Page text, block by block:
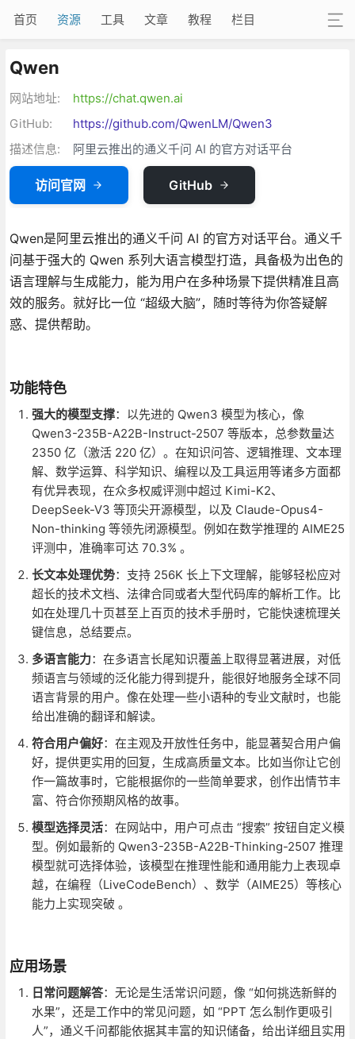
首页 资源 工具 文章 教程 栏目
Qwen
网站地址:
https://chat.qwen.ai
GitHub:
https://github.com/QwenLM/Qwen3
描述信息:
阿里云推出的通义千问 AI 的官方对话平台
访问官网 GitHub
Qwen是阿里云推出的通义千问 AI 的官方对话平台。通义千
问基于强大的 Qwen 系列大语言模型打造，具备极为出色的
语言理解与生成能力，能为用户在多种场景下提供精准且高
效的服务。就好比一位 “超级大脑”，随时等待为你答疑解
惑、提供帮助。
功能特色
强大的模型支撑：以先进的 Qwen3 模型为核心，像
Qwen3-235B-A22B-Instruct-2507 等版本，总参数量达
2350 亿（激活 220 亿）。在知识问答、逻辑推理、文本理
解、数学运算、科学知识、编程以及工具运用等诸多方面都
有优异表现，在众多权威评测中超过 Kimi-K2、
DeepSeek-V3 等顶尖开源模型，以及 Claude-Opus4-
Non-thinking 等领先闭源模型。例如在数学推理的 AIME25
评测中，准确率可达 70.3% 。
长文本处理优势：支持 256K 长上下文理解，能够轻松应对
超长的技术文档、法律合同或者大型代码库的解析工作。比
如在处理几十页甚至上百页的技术手册时，它能快速梳理关
键信息，总结要点。
多语言能力：在多语言长尾知识覆盖上取得显著进展，对低
频语言与领域的泛化能力得到提升，能很好地服务全球不同
语言背景的用户。像在处理一些小语种的专业文献时，也能
给出准确的翻译和解读。
符合用户偏好：在主观及开放性任务中，能显著契合用户偏
好，提供更实用的回复，生成高质量文本。比如当你让它创
作一篇故事时，它能根据你的一些简单要求，创作出情节丰
富、符合你预期风格的故事。
模型选择灵活：在网站中，用户可点击 “搜索” 按钮自定义模
型。例如最新的 Qwen3-235B-A22B-Thinking-2507 推理
模型就可选择体验，该模型在推理性能和通用能力上表现卓
越，在编程（LiveCodeBench）、数学（AIME25）等核心
能力上实现突破 。
应用场景
日常问题解答：无论是生活常识问题，像 “如何挑选新鲜的
水果”，还是工作中的常见问题，如 “PPT 怎么制作更吸引
人”，通义千问都能依据其丰富的知识储备，给出详细且实用